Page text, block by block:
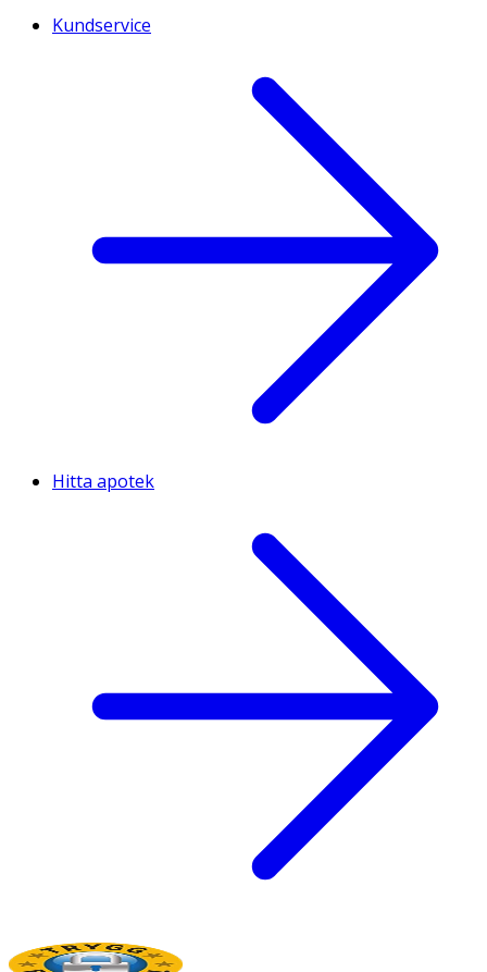
Kundservice
Hitta apotek